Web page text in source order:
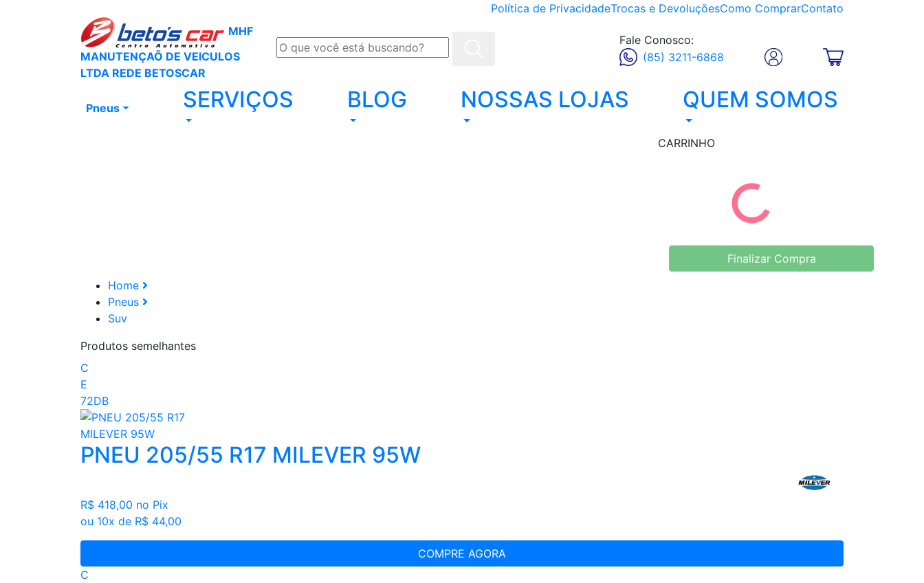
Política de PrivacidadeTrocas e DevoluçõesComo ComprarContato
MHF
MANUTENÇAÕ DE VEICULOS
LTDA REDE BETOSCAR
Fale Conosco:
(85) 3211-6868
Pneus SERVIÇOS BLOG NOSSAS LOJAS QUEM SOMOS
CARRINHO
Finalizar Compra
Home
Pneus
Suv
Produtos semelhantes
C
E
72DB
PNEU 205/55 R17 MILEVER 95W
R$ 418,00 no Pix
ou 10x de R$ 44,00
COMPRE AGORA
C